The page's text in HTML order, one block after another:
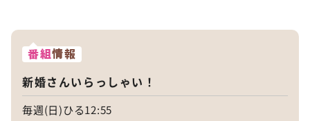
番組情報
新婚さんいらっしゃい！
毎週(日)ひる12:55